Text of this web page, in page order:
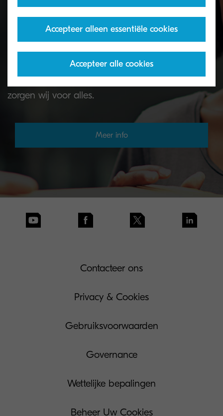
Toner terugname programma
Lege KYOCERA-toners kunt u op verschillende
manieren retourneren aan onze recyclingpartners.
Als uw lege toners eenmaal in ons systeem staan,
zorgen wij voor alles.
Meer info
Contacteer ons
Privacy & Cookies
Gebruiksvoorwaarden
Governance
Wettelijke bepalingen
Beheer Uw Cookies
Accepteer alleen essentiële cookies
Accepteer alle cookies